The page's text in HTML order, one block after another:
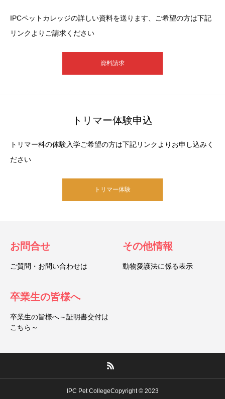
IPCペットカレッジの詳しい資料を送ります、ご希望の方は下記
リンクよりご請求ください
資料請求
トリマー体験申込
トリマー科の体験入学ご希望の方は下記リンクよりお申し込みく
ださい
トリマー体験
お問合せ
ご質問・お問い合わせは
その他情報
動物愛護法に係る表示
卒業生の皆様へ
卒業生の皆様へ～証明書交付は
こちら～
IPC Pet CollegeCopyright © 2023